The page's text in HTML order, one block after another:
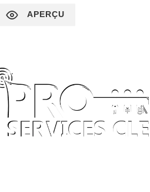
APERÇU